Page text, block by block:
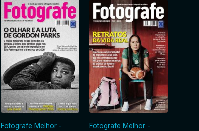
Fotografe Melhor -
Fotografe Melhor -